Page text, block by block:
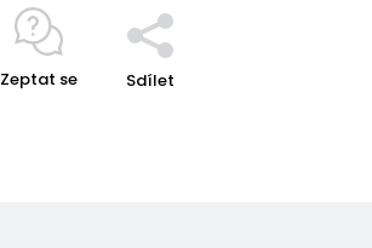
Zeptat se Sdílet